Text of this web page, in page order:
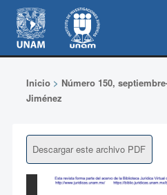
Inicio> Número 150,
Jiménez
Descargar este archivo PDF